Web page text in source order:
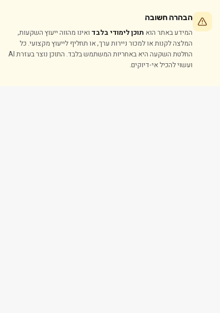
הבהרה חשובה
המידע באתר הוא תוכן לימודי בלבד ואינו מהווה ייעוץ השקעות,
המלצה לקנות או למכור ניירות ערך, או תחליף לייעוץ מקצועי. כל
החלטת השקעה היא באחריות המשתמש בלבד. התוכן נוצר בעזרת AI
ועשוי להכיל אי-דיוקים.